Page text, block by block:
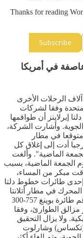
Thanks for reading
Subscribe
في أمريكا
آلاف الرحلات الأخرى
وفقا لشركات
إيرلاينز أن طواقمها
وأشارت الشركة،
في مطار
أدت إلى إغلاق كل
الماضية". وألغت
يوم الجمعة الماضية، بسبب
مبكر من المساء،
طائرات خطوط دلتا
في مطار أتلانتا
أيضا. وأجلي أكثر من 200 من الركاب وطاقم طائرة بوينغ 757-300
مينيابوليس (الرحلة 2668) عبر مزالق الطوارئ، وفقا
ولا يزال التحقيق
(تكساس) وشارلوت